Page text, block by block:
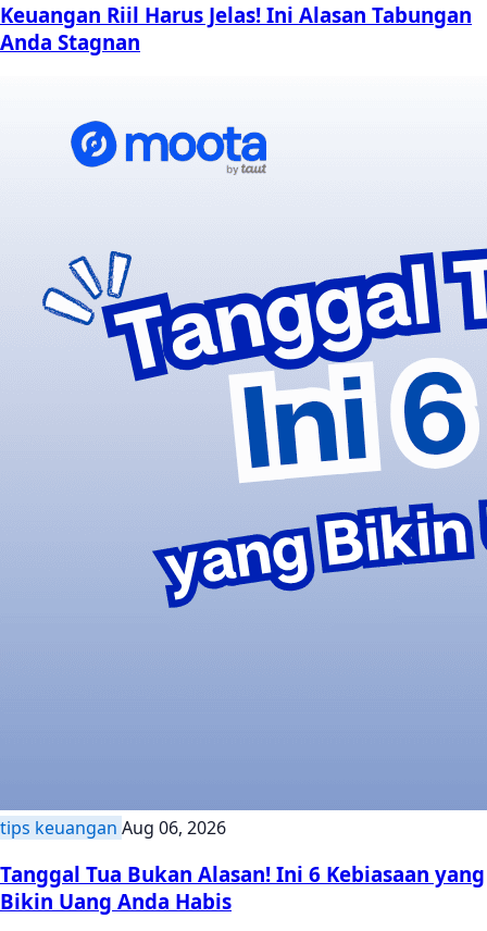
Keuangan Riil Harus Jelas! Ini Alasan Tabungan
Anda Stagnan
tips keuangan Aug 06, 2026
Tanggal Tua Bukan Alasan! Ini 6 Kebiasaan yang
Bikin Uang Anda Habis